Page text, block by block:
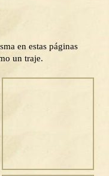
en estas páginas
un traje.